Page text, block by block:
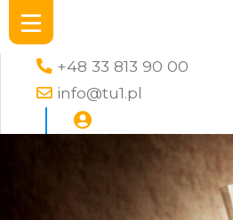
+48 33 813 90 00
info@tu1.pl